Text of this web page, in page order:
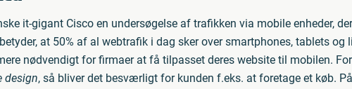
it-gigant Cisco en undersøgelse af trafikken via mobile enheder,
at 50% af al webtrafik i dag sker over smartphones, tablets og
nødvendigt for firmaer at få tilpasset deres website til mobilen.
design, så bliver det besværligt for kunden f.eks. at foretage et køb.